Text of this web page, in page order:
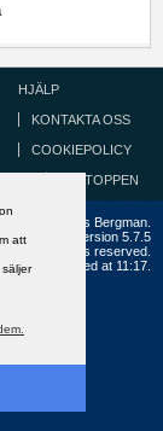
att
HJÄLP
KONTAKTA OSS
COOKIEPOLICY
GÅ TILL TOPPEN
av Anders Bergman.
vBulletin®
Version 5.7.5
All rights reserved.
was generated at 11:17.